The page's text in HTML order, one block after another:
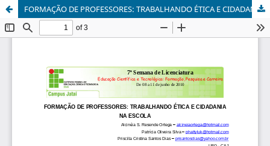
FORMAÇÃO DE PROFESSORES: TRABALHANDO ÉTICA E CIDADANIA NA ESCOLA